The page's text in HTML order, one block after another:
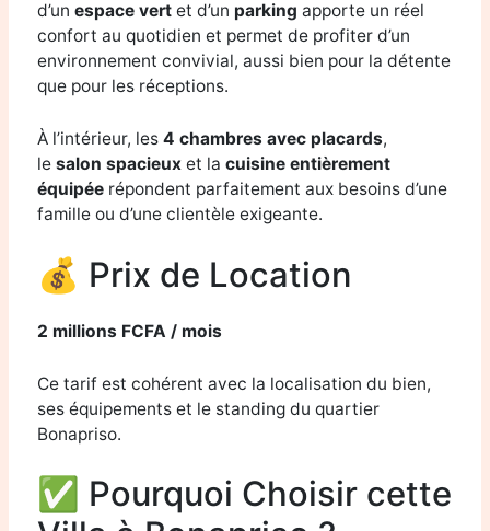
d’un espace vertet d’un parking apporte un réel
confort au quotidien et permet de profiter d’un
environnement convivial, aussi bien pour la détente
que pour les réceptions.
À l’intérieur, les 4 chambres avec placards,
le salon spacieuxet la cuisine entièrement
équipéerépondent parfaitement aux besoins d’une
famille ou d’une clientèle exigeante.
💰 Prix de Location
2 millions FCFA / mois
Ce tarif est cohérent avec la localisation du bien,
ses équipements et le standing du quartier
Bonapriso.
✅ Pourquoi Choisir cette